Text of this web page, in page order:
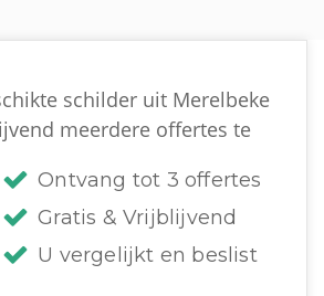
schilder uit Merelbeke
meerdere offertes te
Ontvang tot 3 offertes
Gratis & Vrijblijvend
U vergelijkt en beslist